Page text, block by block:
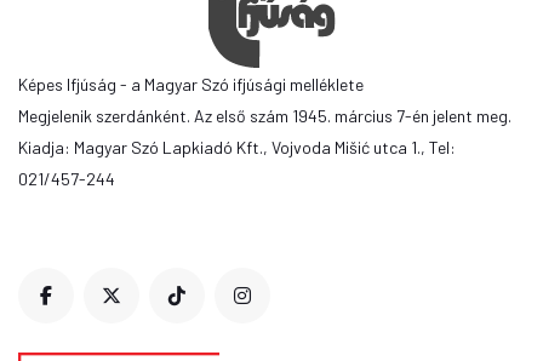
Képes Ifjúság - a Magyar Szó ifjúsági melléklete
Megjelenik szerdánként. Az első szám 1945. március 7-én jelent meg.
Kiadja: Magyar Szó Lapkiadó Kft., Vojvoda Mišić utca 1., Tel:
021/457-244